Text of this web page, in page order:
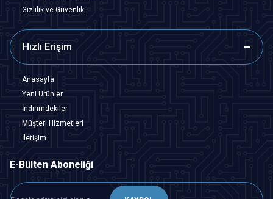
Gizlilik ve Güvenlik
Hızlı Erişim
Anasayfa
Yeni Ürünler
İndirimdekiler
Müşteri Hizmetleri
İletişim
E-Bülten Aboneliği